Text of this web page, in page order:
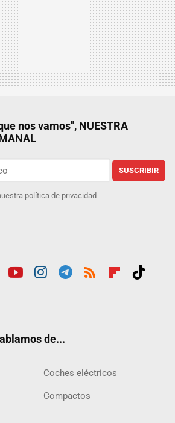
nos vamos", NUESTRA
SUSCRIBIR
política de privacidad
de...
Coches eléctricos
Compactos